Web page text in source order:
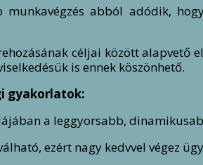
munkavégzés abból adódik,
céljai között alapvető
is ennek köszönhető.
gyakorlatok:
a leggyorsabb,
ezért nagy kedvvel végez